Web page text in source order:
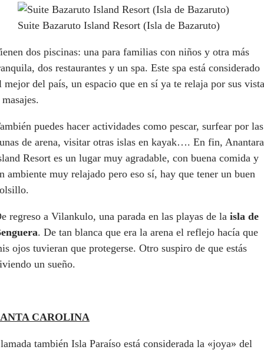
Suite Bazaruto Island Resort (Isla de Bazaruto)
dos piscinas: una para familias con niños y otra más
dos restaurantes y un spa. Este spa está considerado
mejor del país, un espacio que en sí ya te relaja por sus
puedes hacer actividades como pescar, surfear por las
de arena, visitar otras islas en kayak…. En fin, Anantara
Resort es un lugar muy agradable, con buena comida y
ambiente muy relajado pero eso sí, hay que tener un buen
regreso a Vilankulo, una parada en las playas de la isla de
. De tan blanca que era la arena el reflejo hacía que
ojos tuvieran que protegerse. Otro suspiro de que estás
un sueño.
CAROLINA
también Isla Paraíso está considerada la «joya» del